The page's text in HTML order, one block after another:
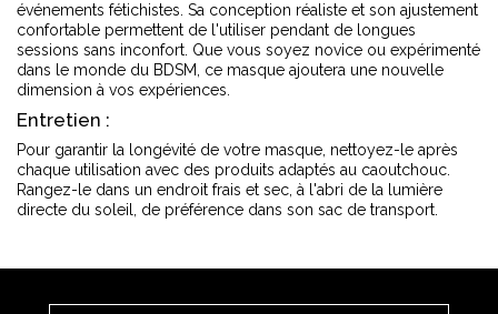
événements fétichistes. Sa conception réaliste et son ajustement
confortable permettent de l'utiliser pendant de longues
sessions sans inconfort. Que vous soyez novice ou expérimenté
dans le monde du BDSM, ce masque ajoutera une nouvelle
dimension à vos expériences.
Entretien :
Pour garantir la longévité de votre masque, nettoyez-le après
chaque utilisation avec des produits adaptés au caoutchouc.
Rangez-le dans un endroit frais et sec, à l'abri de la lumière
directe du soleil, de préférence dans son sac de transport.